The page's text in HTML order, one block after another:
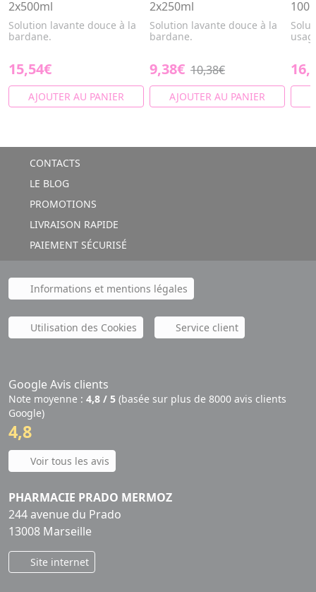
2x500ml
Solution lavante douce à la
bardane.
15,54€
AJOUTER AU PANIER
2x250ml
Solution lavante douce à la
bardane.
9,38€ 10,38€
AJOUTER AU PANIER
CONTACTS
LE BLOG
PROMOTIONS
LIVRAISON RAPIDE
PAIEMENT SÉCURISÉ
Informations et mentions légales
Utilisation des Cookies Service client
Google Avis clients
Note moyenne : 4,8 / 5 (basée sur plus de 8000 avis clients
Google)
4,8
Voir tous les avis
PHARMACIE PRADO MERMOZ
244 avenue du Prado
13008 Marseille
Site internet